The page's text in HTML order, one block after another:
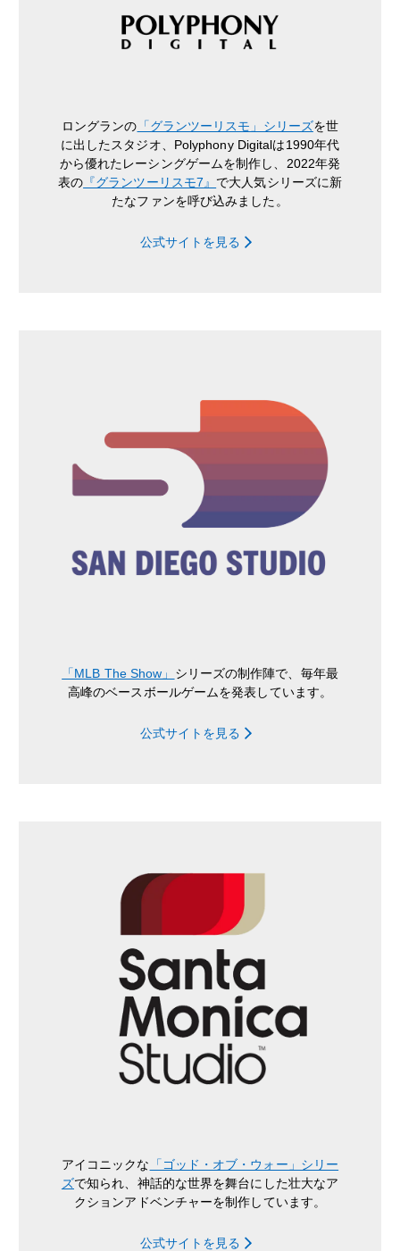
ロングランの 「グランツーリスモ」シリーズを世
に出したスタジオ、Polyphony Digitalは1990年代
から優れたレーシングゲームを制作し、2022年発
表の 『グランツーリスモ7』 で大人気シリーズに新
たなファンを呼び込みました。
公式サイトを見る
「MLB The Show」 シリーズの制作陣で、毎年最
高峰のベースボールゲームを発表しています。
公式サイトを見る
アイコニックな 「ゴッド・オブ・ウォー」シリー
ズで知られ、神話的な世界を舞台にした壮大なア
クションアドベンチャーを制作しています。
公式サイトを見る